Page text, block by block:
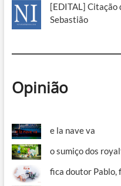
[EDITAL] Citação
Sebastião
Opinião
e la nave va
o sumiço dos
fica doutor Pablo,